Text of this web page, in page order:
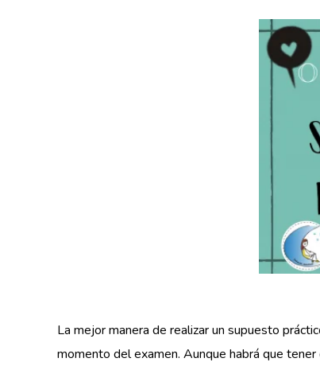
La mejor manera de realizar un supuesto
momento del examen. Aunque habrá que